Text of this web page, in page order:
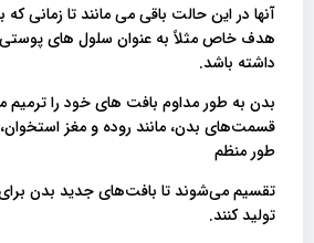
آنها در این حالت باقی می مانند تا زمانی
هدف خاص مثلاً به عنوان سلول های پوستی
داشته باشد.
بدن به طور مداوم بافت های خود را ترمیم
قسمت‌های بدن، مانند روده و مغز
طور منظم
تقسیم می‌شوند تا بافت‌های جدید بدن
تولید کنند.